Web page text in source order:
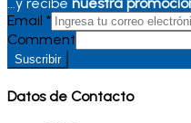
Email *
Comment
Suscribir
Datos de Contacto